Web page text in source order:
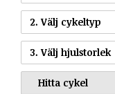
2. Välj cykeltyp
3. Välj hjulstorlek